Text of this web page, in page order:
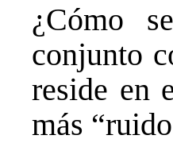
¿Cómo
conjunto
reside en
más